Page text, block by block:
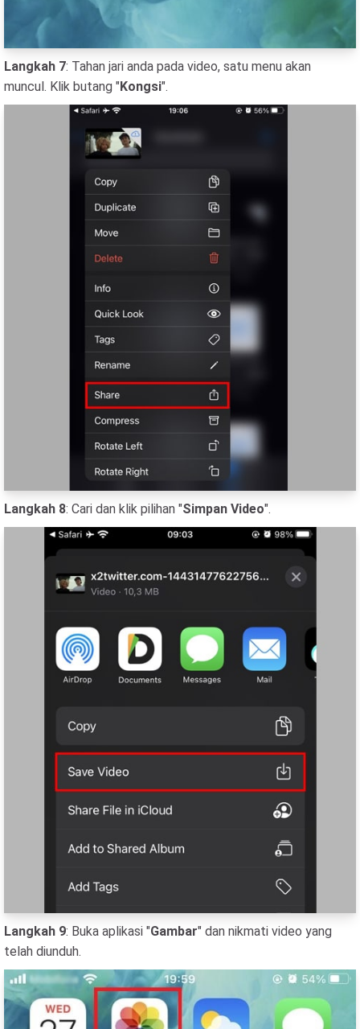
Langkah 7: Tahan jari anda pada video, satu menu akan
muncul. Klik butang "Kongsi".
Langkah 8: Cari dan klik pilihan "Simpan Video".
Langkah 9: Buka aplikasi "Gambar" dan nikmati video yang
telah diunduh.